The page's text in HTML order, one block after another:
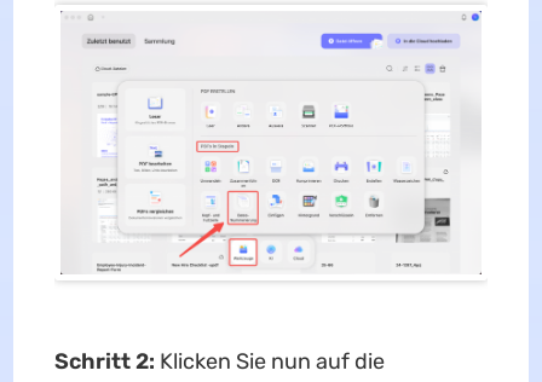
Schritt 2: Klicken Sie nun auf die